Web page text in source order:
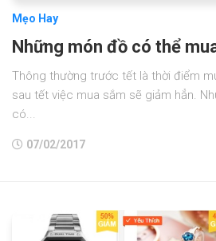
Mẹo Hay
Những món đồ có thể
Thông thường trước tết là thời điểm
sau tết việc mua sắm sẽ giảm hẳn.
có...
07/02/2017